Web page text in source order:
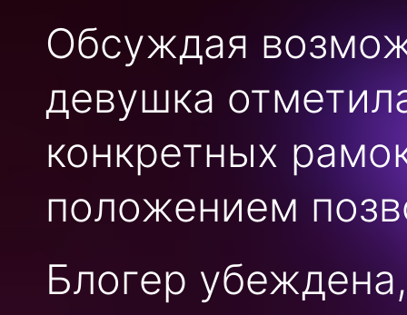
Обсуждая
девушка
конкретных
положением
Блогер